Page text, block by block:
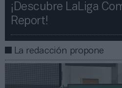
¡Descubre LaLiga
Report!​​
La redacción propone